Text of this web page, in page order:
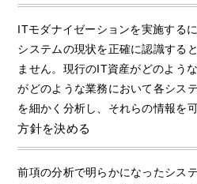
ITモダナイゼーションを実施する
システムの現状を正確に認識する
ません。現行のIT資産がどのよう
がどのような業務において各シス
を細かく分析し、それらの情報を
方針を決める
前項の分析で明らかになったシス